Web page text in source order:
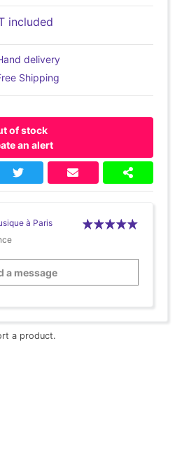
included
delivery
Shipping
of stock
an alert
à Paris
a message
a product.